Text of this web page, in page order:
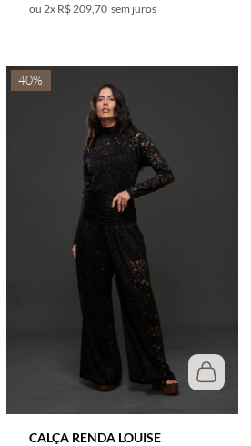
2x R$ 209,70 sem juros
40%
CALÇA RENDA LOUISE